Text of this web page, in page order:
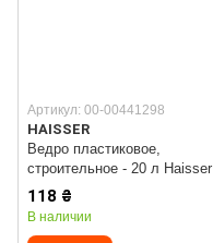
Артикул: 00-00441298
HAISSER
Ведро пластиковое,
строительное - 20 л Haisser
118 ₴
В наличии